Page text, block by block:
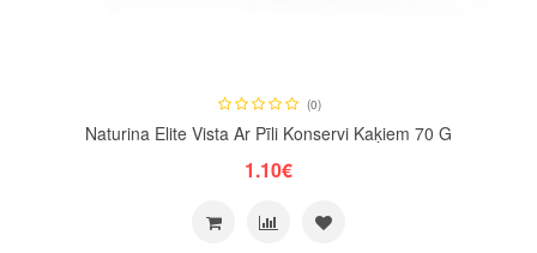
(0)
Naturina Elite Vista Ar Pīli Konservi Kaķiem 70 G
1.10€